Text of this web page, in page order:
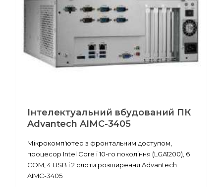
Інтелектуальний вбудований ПК
Advantech AIMC-3405
Мікрокомп'ютер з фронтальним доступом,
процесор Intel Core i 10-го покоління (LGA1200), 6
COM, 4 USB і 2 слоти розширення Advantech
AIMC-3405